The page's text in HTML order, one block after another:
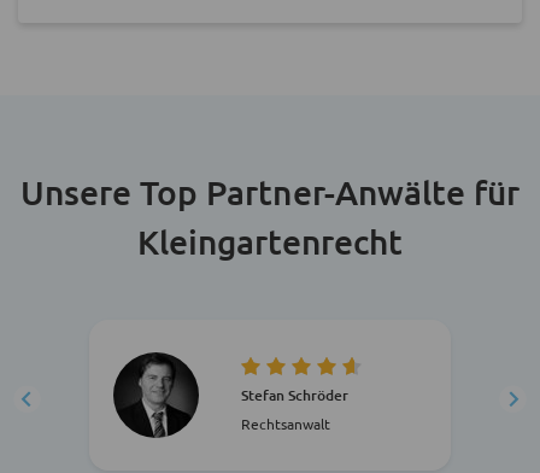
Unsere Top Partner-Anwälte für
Kleingartenrecht
Stefan Schröder
Rechtsanwalt